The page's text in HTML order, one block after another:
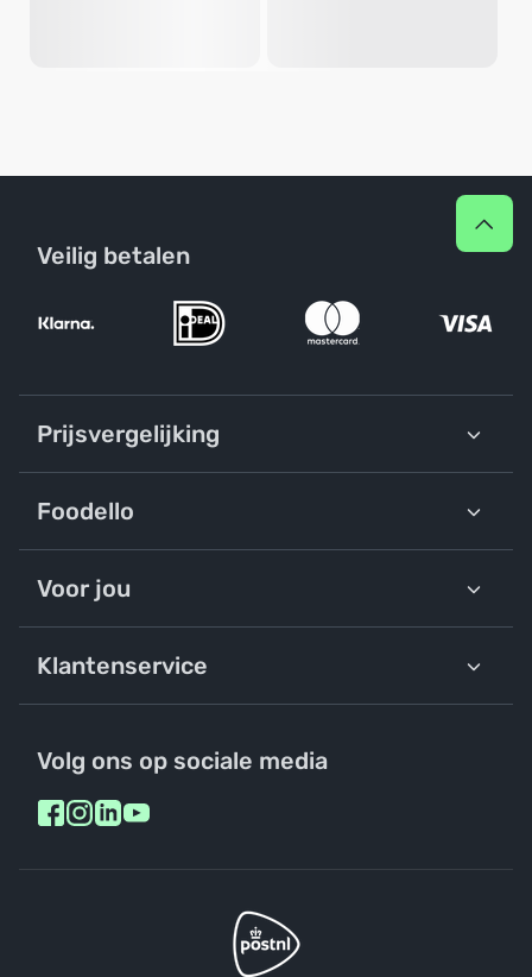
Veilig betalen
Prijsvergelijking
Foodello
Voor jou
Klantenservice
Volg ons op sociale media